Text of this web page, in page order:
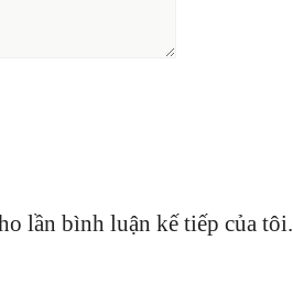
lần bình luận kế tiếp của tôi.